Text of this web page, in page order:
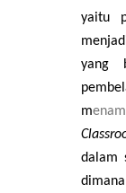
yaitu
menja
yang
m
Class
da lam